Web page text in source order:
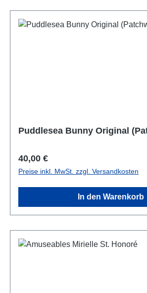
Puddlesea Bunny Original
Regulärer Preis:
40,00 €
Preise inkl. MwSt. zzgl. Versandkosten
In den Warenkorb